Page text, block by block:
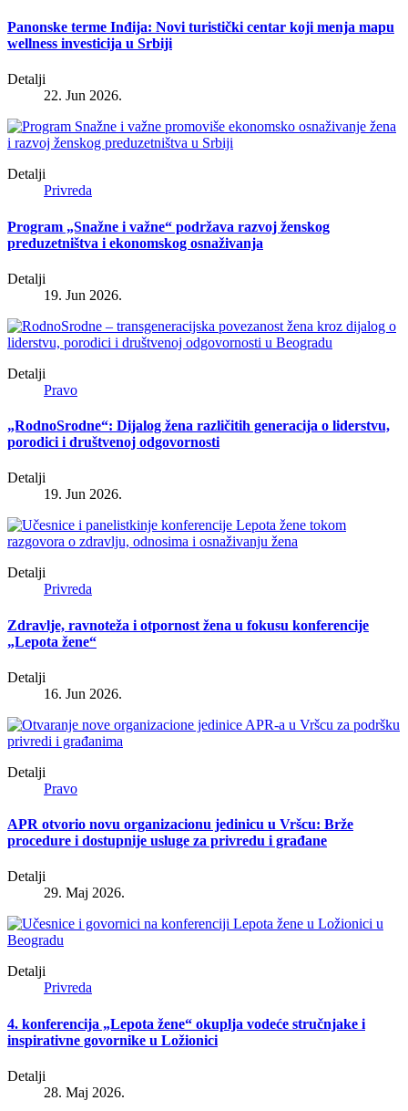
Panonske terme Inđija: Novi turistički centar koji menja mapu
wellness investicija u Srbiji
Detalji
22. Jun 2026.
Detalji
Privreda
Program „Snažne i važne“ podržava razvoj ženskog
preduzetništva i ekonomskog osnaživanja
Detalji
19. Jun 2026.
Detalji
Pravo
„RodnoSrodne“: Dijalog žena različitih generacija o liderstvu,
porodici i društvenoj odgovornosti
Detalji
19. Jun 2026.
Detalji
Privreda
Zdravlje, ravnoteža i otpornost žena u fokusu konferencije
„Lepota žene“
Detalji
16. Jun 2026.
Detalji
Pravo
APR otvorio novu organizacionu jedinicu u Vršcu: Brže
procedure i dostupnije usluge za privredu i građane
Detalji
29. Maj 2026.
Detalji
Privreda
4. konferencija „Lepota žene“ okuplja vodeće stručnjake i
inspirativne govornike u Ložionici
Detalji
28. Maj 2026.